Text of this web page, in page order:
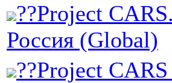
??Project
Россия (Global)
??Project